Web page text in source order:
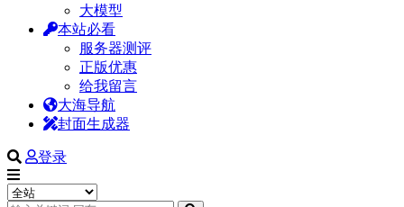
大模型
本站必看
服务器测评
正版优惠
给我留言
大海导航
封面生成器
登录